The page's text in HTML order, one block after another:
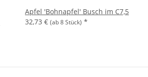
Apfel 'Bohnapfel' Busch im C7,5
32,73 € (ab 8 Stück) *